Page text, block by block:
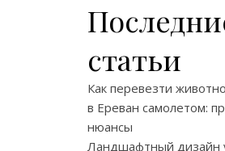
статьи
Как перевезти
в Ереван самолетом:
нюансы
Ландшафтный дизайн